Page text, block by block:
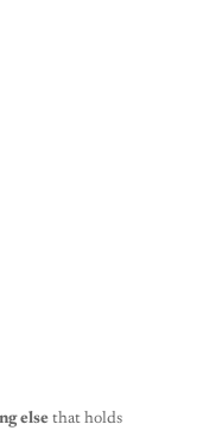
else that holds